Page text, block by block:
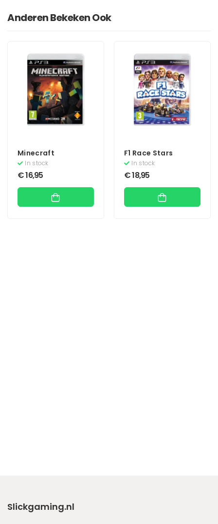
Anderen Bekeken Ook
Minecraft
In stock
€16,95
F1 Race Stars
In stock
€18,95
Slickgaming.nl